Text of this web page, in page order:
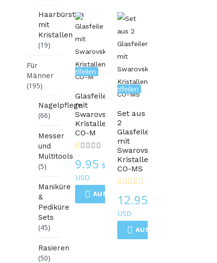
Haarbürsten
mit
Kristallen
(19)
Für
Männer
(195)
Nagelpflege
(66)
Messer
und
Multitools
(5)
Maniküre
&
Pediküre
Sets
(45)
Rasieren
(50)
sortiert
Glasnagelfeilen
Glasfeile
mit
Swarovski-
Kristallen
CO-M
9.95 $
USD
AUSFÜHRUNG WÄHLEN
Glasnagelfeilen
Set aus
2
Glasfeilen
mit
Swarovski-
Kristallen
CO-MS
12.95
USD
AUSFÜHRUNG WÄHLEN